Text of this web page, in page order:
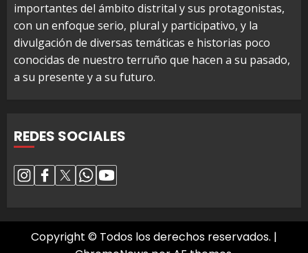
importantes del ámbito distrital y sus protagonistas,
con un enfoque serio, plural y participativo, y la
divulgación de diversas temáticas e historias poco
conocidas de nuestro terruño que hacen a su pasado,
a su presente y a su futuro.
REDES SOCIALES
Copyright © Todos los derechos reservados. |